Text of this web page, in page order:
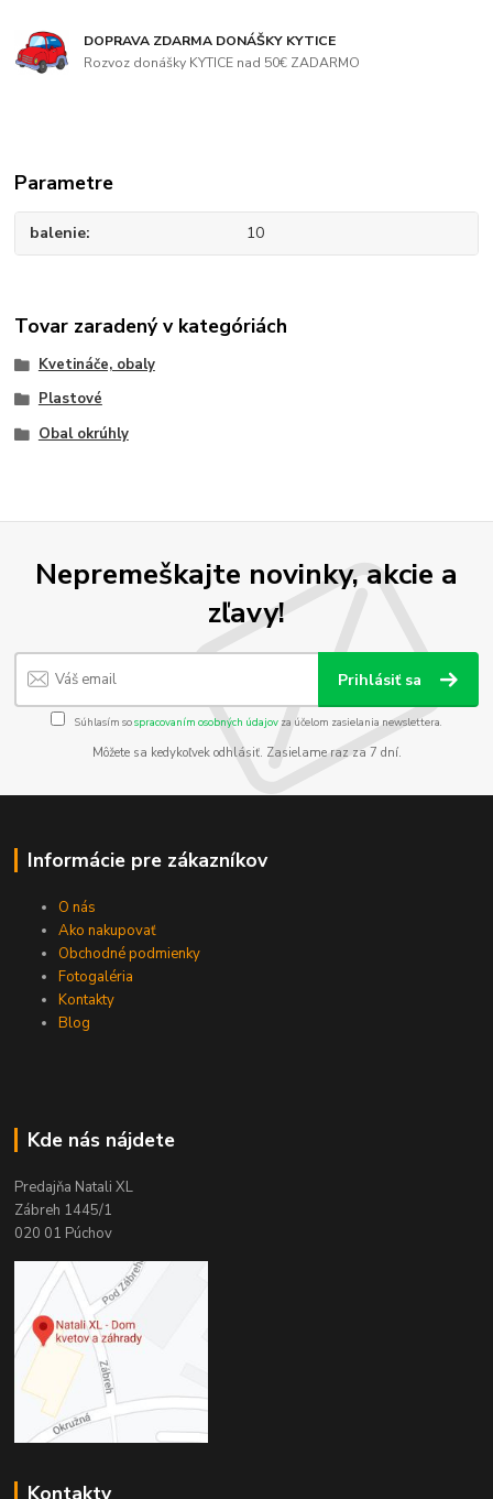
DOPRAVA ZDARMA DONÁŠKY KYTICE
Rozvoz donášky KYTICE nad 50€ ZADARMO
Parametre
balenie 10
Tovar zaradený v kategóriách
Kvetináče, obaly
Plastové
Obal okrúhly
Nepremeškajte novinky, akcie a
zľavy!
Prihlásiť sa
Súhlasím sospracovaním osobných údajov za účelom zasielania newslettera.
Môžete sa kedykoľvek odhlásiť. Zasielame raz za 7 dní.
Informácie pre zákazníkov
O nás
Ako nakupovať
Obchodné podmienky
Fotogaléria
Kontakty
Blog
Kde nás nájdete
Predajňa Natali XL
Zábreh 1445/1
020 01 Púchov